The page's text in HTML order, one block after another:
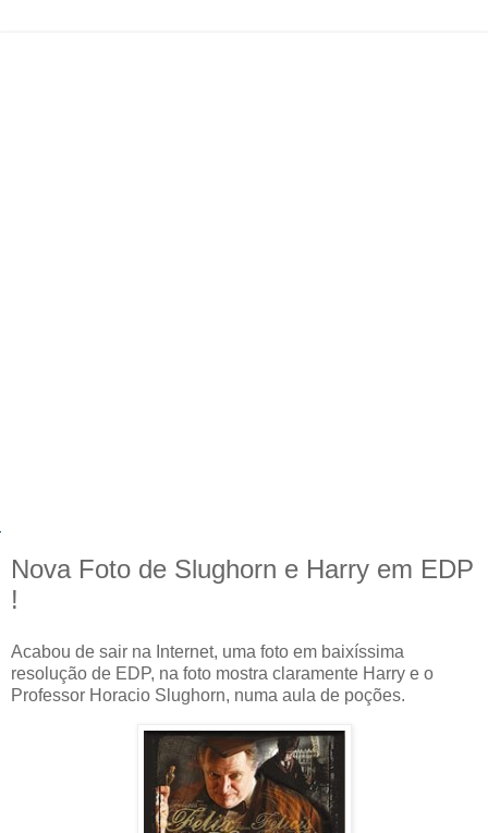
Nova Foto de Slughorn e Harry em EDP
!
Acabou de sair na Internet, uma foto em baixíssima
resolução de EDP, na foto mostra claramente Harry e o
Professor Horacio Slughorn, numa aula de poções.